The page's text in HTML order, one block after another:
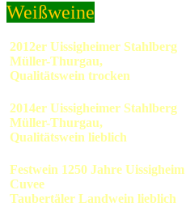
Weißweine
2012er Uissigheimer Stahlberg
Müller-Thurgau,
Qualitätswein trocken
2014er Uissigheimer Stahlberg
Müller-Thurgau,
Qualitätswein lieblich
Festwein 1250 Jahre Uissigheim
Cuvee
Taubertäler Landwein lieblich